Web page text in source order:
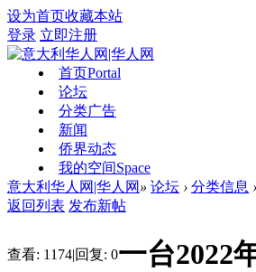
设为首页收藏本站
登录 立即注册
首页Portal
论坛
分类广告
新闻
侨界动态
我的空间Space
意大利华人网|华人网 » 论坛 › 分类信息 ›
返回列表 发布新帖
查看: 1174|回复: 0一台2022